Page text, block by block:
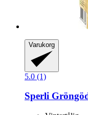
Varukorg
5.0 (1)
Sperli